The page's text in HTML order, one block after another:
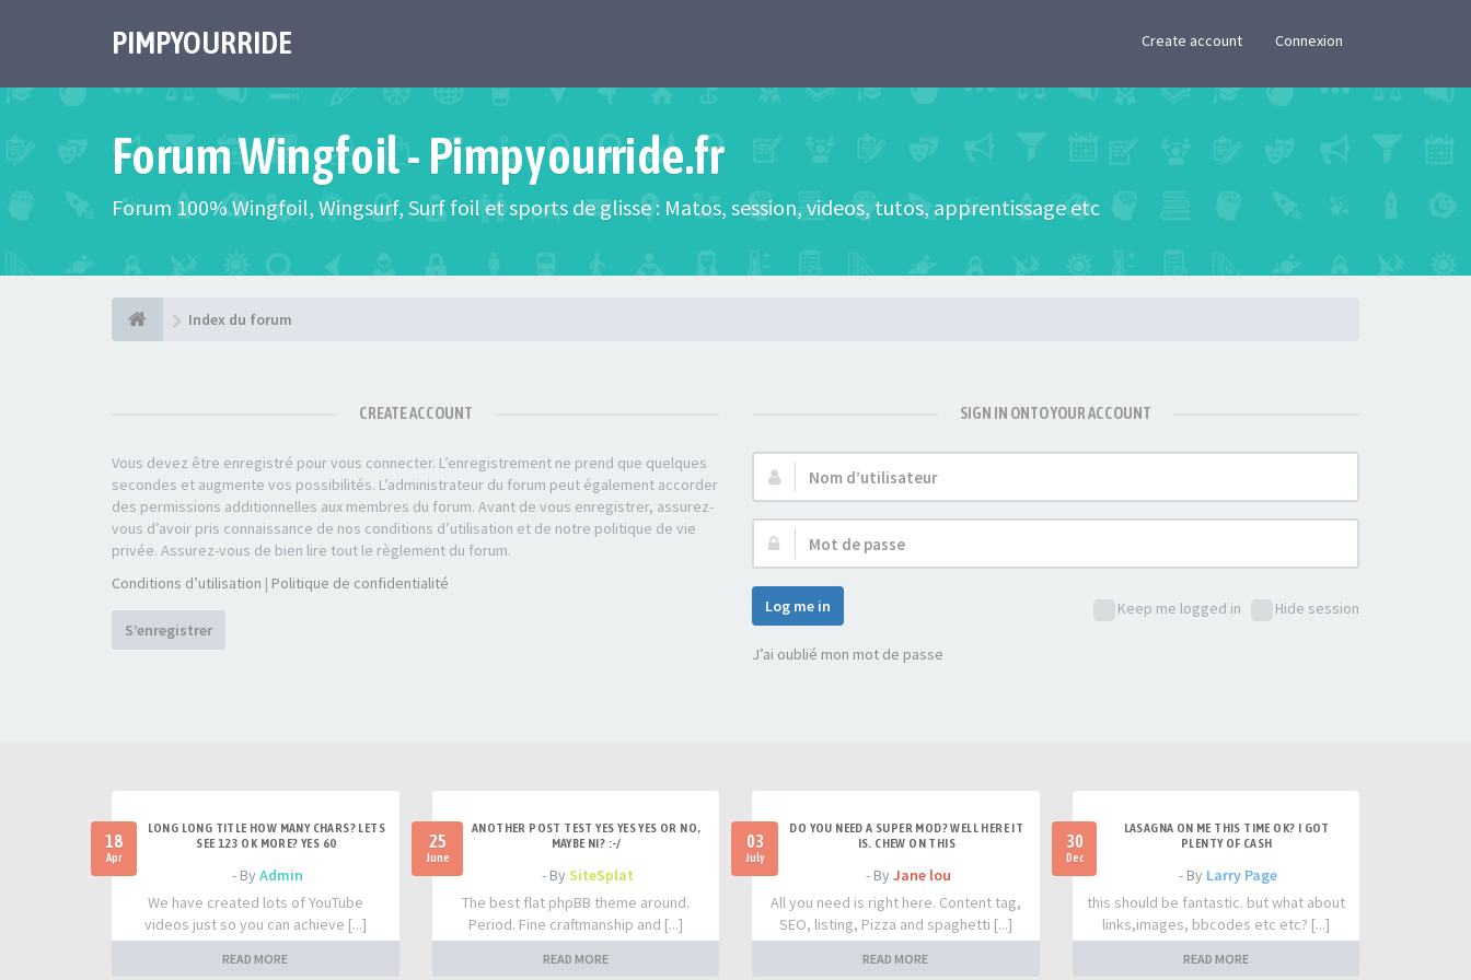
PIMPYOURRIDE Create account Connexion
Forum Wingfoil - Pimpyourride.fr
Forum 100% Wingfoil, Wingsurf, Surf foil et sports de glisse : Matos, session, videos, tutos, apprentissage etc
Index du forum
CREATE ACCOUNT
Vous devez être enregistré pour vous connecter. L’enregistrement ne prend que quelques
secondes et augmente vos possibilités. L’administrateur du forum peut également accorder
des permissions additionnelles aux membres du forum. Avant de vous enregistrer, assurez-
vous d’avoir pris connaissance de nos conditions d’utilisation et de notre politique de vie
privée. Assurez-vous de bien lire tout le règlement du forum.
Conditions d’utilisation | Politique de confidentialité
S’enregistrer
SIGN IN ONTO YOUR ACCOUNT
Nom
d’utilisateur :
Mot
de
passe :
Keep me logged in
Hide session
Log me in
J’ai oublié mon mot de passe
18
Apr
LONG LONG TITLE HOW MANY CHARS? LETS
SEE 123 OK MORE? YES 60
- ByAdmin
We have created lots of YouTube
videos just so you can achieve [...]
READ MORE
25
June
ANOTHER POST TEST YES YES YES OR NO,
MAYBE NI? :-/
- BySiteSplat
The best flat phpBB theme around.
Period. Fine craftmanship and [...]
READ MORE
03
July
DO YOU NEED A SUPER MOD? WELL HERE IT
IS. CHEW ON THIS
- By Jane lou
All you need is right here. Content tag,
SEO, listing, Pizza and spaghetti [...]
READ MORE
30
Dec
LASAGNA ON ME THIS TIME OK? I GOT
PLENTY OF CASH
- By Larry Page
this should be fantastic. but what about
links,images, bbcodes etc etc? [...]
READ MORE